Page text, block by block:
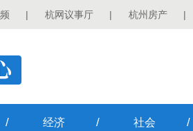
| 杭网议事厅 | 杭州房产 |
/ 经济 / 社会 /